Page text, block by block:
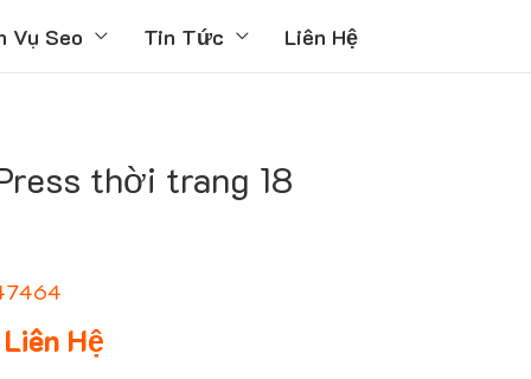
Vụ Seo Tin Tức Liên Hệ
thời trang 18
Liên Hệ